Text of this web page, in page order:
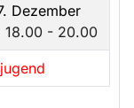
Dezember
18.00 - 20.00